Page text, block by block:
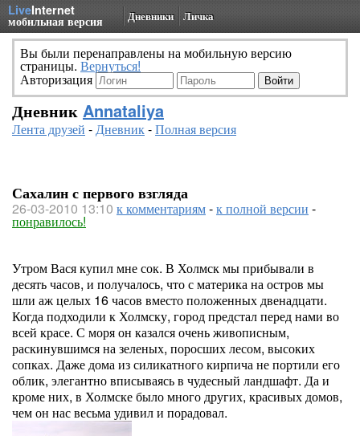
LiveInternet
мобильная версия Дневники Личка
Вы были перенаправлены на мобильную версию
страницы. Вернуться!
Авторизация
Дневник Annataliya
Лента друзей -Дневник-Полная версия
Сахалин с первого взгляда
26-03-2010 13:10 к комментариям-к полной версии -
понравилось!
Утром Вася купил мне сок. В Холмск мы прибывали в
десять часов, и получалось, что с материка на остров мы
шли аж целых 16 часов вместо положенных двенадцати.
Когда подходили к Холмску, город предстал перед нами во
всей красе. С моря он казался очень живописным,
раскинувшимся на зеленых, поросших лесом, высоких
сопках. Даже дома из силикатного кирпича не портили его
облик, элегантно вписываясь в чудесный ландшафт. Да и
кроме них, в Холмске было много других, красивых домов,
чем он нас весьма удивил и порадовал.